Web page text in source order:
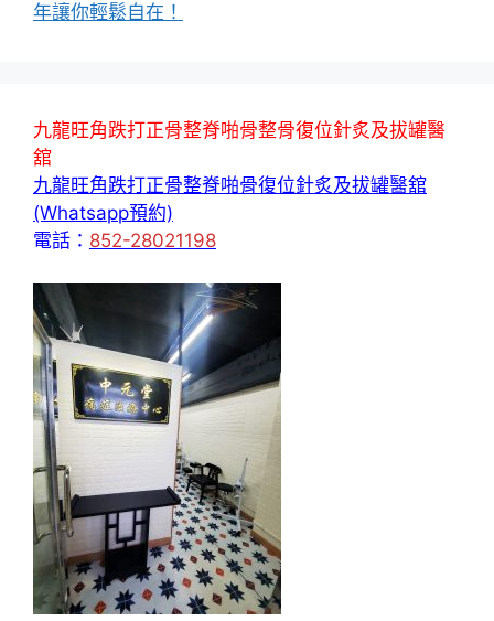
年讓你輕鬆自在！
九龍旺角跌打正骨整脊啪骨整骨復位針炙及拔罐醫
舘
九龍旺角跌打正骨整脊啪骨復位針炙及拔罐醫舘
(Whatsapp預約)
電話： 852-28021198